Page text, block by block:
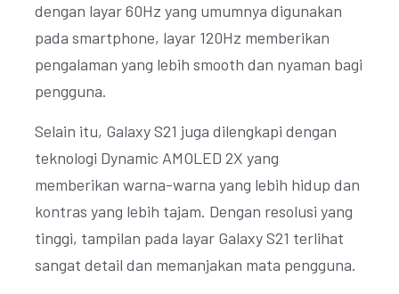
dengan layar 60Hz yang umumnya digunakan
pada smartphone, layar 120Hz memberikan
pengalaman yang lebih smooth dan nyaman bagi
pengguna.
Selain itu, Galaxy S21 juga dilengkapi dengan
teknologi Dynamic AMOLED 2X yang
memberikan warna-warna yang lebih hidup dan
kontras yang lebih tajam. Dengan resolusi yang
tinggi, tampilan pada layar Galaxy S21 terlihat
sangat detail dan memanjakan mata pengguna.